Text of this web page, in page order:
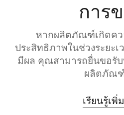
การ
หากผลิตภัณฑ์เกิดค
ประสิทธิภาพในช่วงระยะเ
มีผล คุณสามารถยื่นขอรับ
ผลิตภัณ
เรียนรู้เพิ่